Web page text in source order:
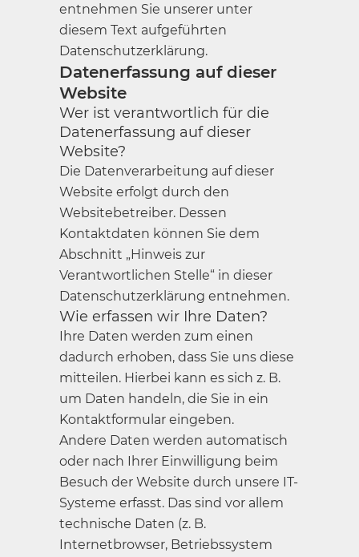
entnehmen Sie unserer unter
diesem Text aufgeführten
Datenschutzerklärung.
Datenerfassung auf dieser
Website
Wer ist verantwortlich für die
Datenerfassung auf dieser
Website?
Die Datenverarbeitung auf dieser
Website erfolgt durch den
Websitebetreiber. Dessen
Kontaktdaten können Sie dem
Abschnitt „Hinweis zur
Verantwortlichen Stelle“ in dieser
Datenschutzerklärung entnehmen.
Wie erfassen wir Ihre Daten?
Ihre Daten werden zum einen
dadurch erhoben, dass Sie uns diese
mitteilen. Hierbei kann es sich z. B.
um Daten handeln, die Sie in ein
Kontaktformular eingeben.
Andere Daten werden automatisch
oder nach Ihrer Einwilligung beim
Besuch der Website durch unsere IT-
Systeme erfasst. Das sind vor allem
technische Daten (z. B.
Internetbrowser, Betriebssystem